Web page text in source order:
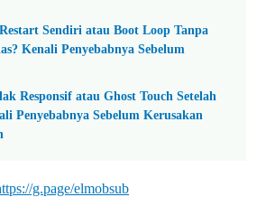
Sendiri atau Boot Loop Tanpa
Kenali Penyebabnya Sebelum
Responsif atau Ghost Touch Setelah
Penyebabnya Sebelum Kerusakan
g.page/elmobsub